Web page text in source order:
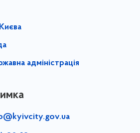
адміністрація